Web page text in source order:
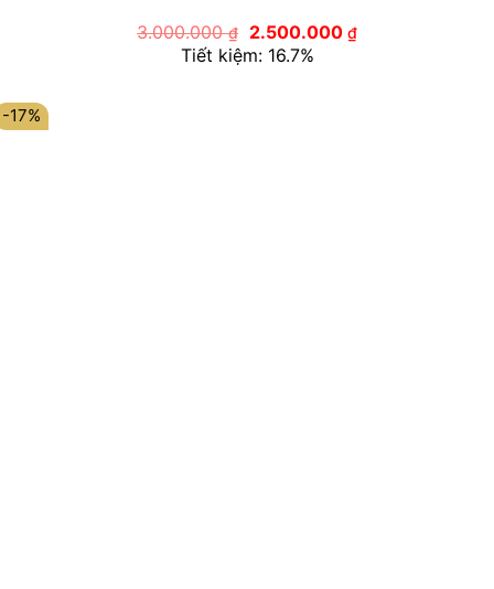
3.000.000₫
Giá
gốc
là:
2.500.000 ₫Giá
hiện
Tiết kiệm: 16.7%
-17%